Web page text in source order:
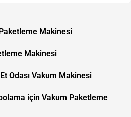
Makinesi
Makinesi
Odası Vakum Makinesi
için Vakum Paketleme